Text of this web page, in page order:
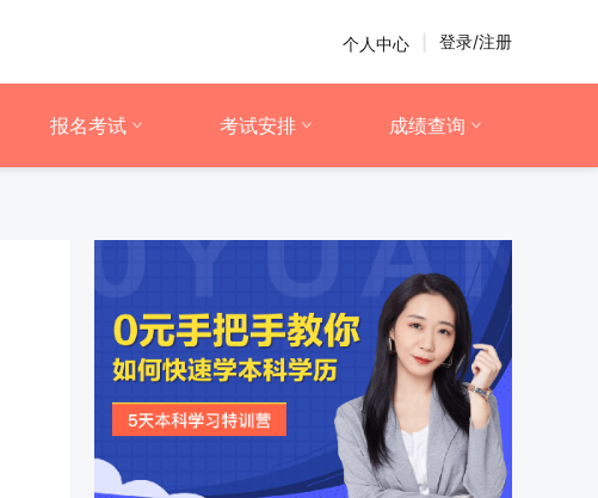
个人中心 登录/注册
报名考试 考试安排 成绩查询